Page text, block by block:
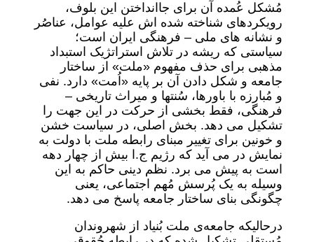
مُشکل عُمده آن برای جاانداختن این بلوف،
رویکردهای شناخته شده اش علیه عوامل، عناصُر
و نشانه های ملی – فرهنگی ایران است؛
سیاستی که ریشه در تلاش استراتژیک استبداد
مذهبی برای حذف مفهوم «ملت» از ساختار
جامعه و شکل دادن آن بر پایه «اُمت» دارد. نفی
و مُبارزه با باورها، سُنتها و میراث تاریخی –
فرهنگی، فقط بخشی از حرکت در این جهت را
تشکیل می دهد. بخش اصلی، در سیاست خشن
و خونین برای تغییر مبنای رابطه ملت با دولت به
نمایش در می آید که رژیم ج.ا بیش از چهار دهه
است به پیش می برد. نظم دینی حاکم به این
وسیله به یک پُرسش مُهم اجتماعی، یعنی
چگونگی بنای ساختار جامعه پاسخ می دهد.
درحالیکه جامعه‌ی ملت بُنیاد از شهروندان